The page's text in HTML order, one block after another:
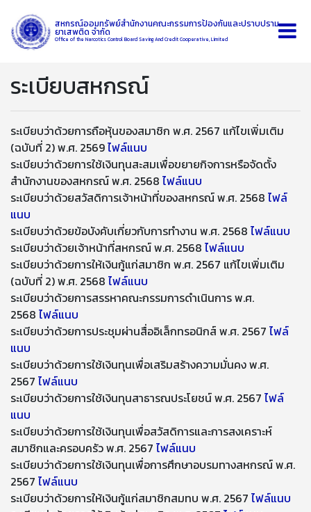
สหกรณ์ออมทรัพย์สำนักงานคณะกรรมการป้องกันและปราบปราม
ยาเสพติด จำกัด
Office of the Narcotics Control Board Saving And Credit Cooperative, Limited
ระเบียบสหกรณ์
ระเบียบว่าด้วยการถือหุ้นของสมาชิก พ.ศ. 2567 แก้ไขเพิ่มเติม
(ฉบับที่ 2) พ.ศ. 2569ไฟล์แนบ
ระเบียบว่าด้วยการใช้เงินทุนสะสมเพื่อขยายกิจการหรือจัดตั้ง
สำนักงานของสหกรณ์ พ.ศ. 2568 ไฟล์แนบ
ระเบียบว่าด้วยสวัสดิการเจ้าหน้าที่ของสหกรณ์ พ.ศ. 2568 ไฟล์
แนบ
ระเบียบว่าด้วยข้อบังคับเกี่ยวกับการทำงาน พ.ศ. 2568 ไฟล์แนบ
ระเบียบว่าด้วยเจ้าหน้าที่สหกรณ์ พ.ศ. 2568 ไฟล์แนบ
ระเบียบว่าด้วยการให้เงินกู้แก่สมาชิก พ.ศ. 2567 แก้ไขเพิ่มเติม
(ฉบับที่ 2) พ.ศ. 2568 ไฟล์แนบ
ระเบียบว่าด้วยการสรรหาคณะกรรมการดำเนินการ พ.ศ.
2568 ไฟล์แนบ
​​ระเบียบว่าด้วยการประชุมผ่านสื่ออิเล็กทรอนิกส์ พ.ศ. 2567 ไฟล์
แนบ
​ระเบียบว่าด้วยการใช้เงินทุนเพื่อเสริมสร้างความมั่นคง พ.ศ.
2567 ไฟล์แนบ
ระเบียบว่าด้วยการใช้เงินทุนสาธารณประโยชน์ พ.ศ. 2567 ไฟล์
แนบ
ระเบียบว่าด้วยการใช้เงินทุนเพื่อสวัสดิการและการสงเคราะห์
สมาชิกและครอบครัว พ.ศ. 2567 ไฟล์แนบ
ระเบียบว่าด้วยการใช้เงินทุนเพื่อการศึกษาอบรมทางสหกรณ์ พ.ศ.
2567 ไฟล์แนบ
ระเบียบว่าด้วยการให้เงินกู้แก่สมาชิกสมทบ พ.ศ. 2567 ไฟล์แนบ